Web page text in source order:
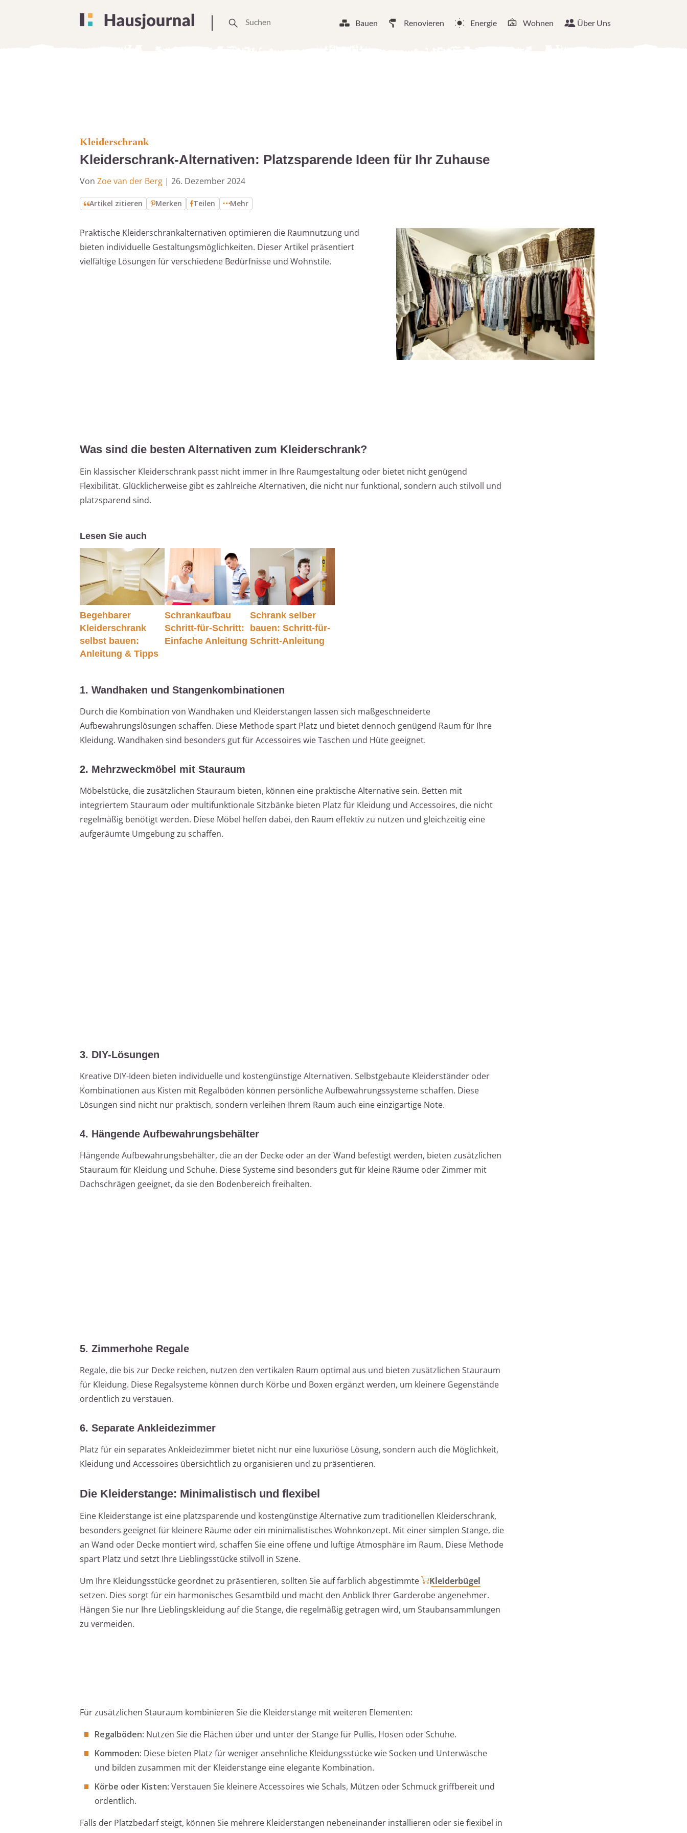
Bauen Renovieren Energie Wohnen Über Uns
Kleiderschrank
Kleiderschrank-Alternativen: Platzsparende Ideen für Ihr Zuhause
Von Zoe van der Berg | 26. Dezember 2024
Artikel zitieren Merken Teilen Mehr
Praktische Kleiderschrankalternativen optimieren die Raumnutzung und
bieten individuelle Gestaltungsmöglichkeiten. Dieser Artikel präsentiert
vielfältige Lösungen für verschiedene Bedürfnisse und Wohnstile.
Was sind die besten Alternativen zum Kleiderschrank?
Ein klassischer Kleiderschrank passt nicht immer in Ihre Raumgestaltung oder bietet nicht genügend
Flexibilität. Glücklicherweise gibt es zahlreiche Alternativen, die nicht nur funktional, sondern auch stilvoll und
platzsparend sind.
Lesen Sie auch
Begehbarer
Kleiderschrank
selbst bauen:
Anleitung & Tipps
Schrankaufbau
Schritt-für-Schritt:
Einfache Anleitung
Schrank selber
bauen: Schritt-für-
Schritt-Anleitung
1. Wandhaken und Stangenkombinationen
Durch die Kombination von Wandhaken und Kleiderstangen lassen sich maßgeschneiderte
Aufbewahrungslösungen schaffen. Diese Methode spart Platz und bietet dennoch genügend Raum für Ihre
Kleidung. Wandhaken sind besonders gut für Accessoires wie Taschen und Hüte geeignet.
2. Mehrzweckmöbel mit Stauraum
Möbelstücke, die zusätzlichen Stauraum bieten, können eine praktische Alternative sein. Betten mit
integriertem Stauraum oder multifunktionale Sitzbänke bieten Platz für Kleidung und Accessoires, die nicht
regelmäßig benötigt werden. Diese Möbel helfen dabei, den Raum effektiv zu nutzen und gleichzeitig eine
aufgeräumte Umgebung zu schaffen.
3. DIY-Lösungen
Kreative DIY-Ideen bieten individuelle und kostengünstige Alternativen. Selbstgebaute Kleiderständer oder
Kombinationen aus Kisten mit Regalböden können persönliche Aufbewahrungssysteme schaffen. Diese
Lösungen sind nicht nur praktisch, sondern verleihen Ihrem Raum auch eine einzigartige Note.
4. Hängende Aufbewahrungsbehälter
Hängende Aufbewahrungsbehälter, die an der Decke oder an der Wand befestigt werden, bieten zusätzlichen
Stauraum für Kleidung und Schuhe. Diese Systeme sind besonders gut für kleine Räume oder Zimmer mit
Dachschrägen geeignet, da sie den Bodenbereich freihalten.
5. Zimmerhohe Regale
Regale, die bis zur Decke reichen, nutzen den vertikalen Raum optimal aus und bieten zusätzlichen Stauraum
für Kleidung. Diese Regalsysteme können durch Körbe und Boxen ergänzt werden, um kleinere Gegenstände
ordentlich zu verstauen.
6. Separate Ankleidezimmer
Platz für ein separates Ankleidezimmer bietet nicht nur eine luxuriöse Lösung, sondern auch die Möglichkeit,
Kleidung und Accessoires übersichtlich zu organisieren und zu präsentieren.
Die Kleiderstange: Minimalistisch und flexibel
Eine Kleiderstange ist eine platzsparende und kostengünstige Alternative zum traditionellen Kleiderschrank,
besonders geeignet für kleinere Räume oder ein minimalistisches Wohnkonzept. Mit einer simplen Stange, die
an Wand oder Decke montiert wird, schaffen Sie eine offene und luftige Atmosphäre im Raum. Diese Methode
spart Platz und setzt Ihre Lieblingsstücke stilvoll in Szene.
Um Ihre Kleidungsstücke geordnet zu präsentieren, sollten Sie auf farblich abgestimmte
Kleiderbügel
setzen. Dies sorgt für ein harmonisches Gesamtbild und macht den Anblick Ihrer Garderobe angenehmer.
Hängen Sie nur Ihre Lieblingskleidung auf die Stange, die regelmäßig getragen wird, um Staubansammlungen
zu vermeiden.
Für zusätzlichen Stauraum kombinieren Sie die Kleiderstange mit weiteren Elementen:
Regalböden: Nutzen Sie die Flächen über und unter der Stange für Pullis, Hosen oder Schuhe.
Kommoden: Diese bieten Platz für weniger ansehnliche Kleidungsstücke wie Socken und Unterwäsche
und bilden zusammen mit der Kleiderstange eine elegante Kombination.
Körbe oder Kisten: Verstauen Sie kleinere Accessoires wie Schals, Mützen oder Schmuck griffbereit und
ordentlich.
Falls der Platzbedarf steigt, können Sie mehrere Kleiderstangen nebeneinander installieren oder sie flexibel in